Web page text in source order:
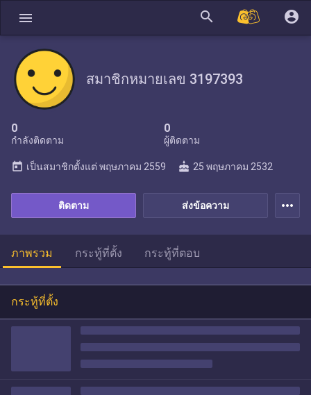
menu search account_circle
สมาชิกหมายเลข 3197393
0
กำลังติดตาม
0
ผู้ติดตาม
ส่งข้อความ
ติดตาม
today เป็นสมาชิกตั้งแต่ พฤษภาคม 2559 cake 25 พฤษภาคม 2532
more_horiz
ภาพรวม กระทู้ที่ตั้ง กระทู้ที่ตอบ
กระทู้ที่ตั้ง